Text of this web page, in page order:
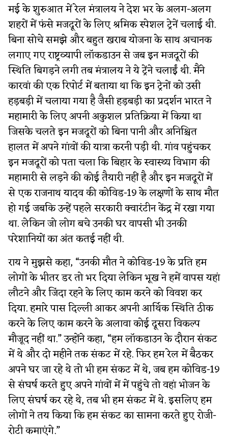
मई के शुरुआत में रेल मंत्रालय ने देश भर के अलग-अलग
शहरों में फंसे मजदूरों के लिए श्रमिक स्पेशल ट्रेनें चलाई थी.
बिना सोचे समझे और बहुत खराब योजना के साथ अचानक
लगाए गए राष्ट्रव्यापी लॉकडाउन से जब इन मजदूरों की
स्थिति बिगड़ने लगी तब मंत्रालय ने ये ट्रेंने चलाईं थी. मैंने
कारवां की एक रिपोर्ट में बताया था कि इन ट्रेनों को उसी
हड़बड़ी में चलाया गया है जैसी हड़बड़ी का प्रदर्शन भारत ने
महामारी के लिए अपनी अकुशल प्रतिक्रिया में किया था
जिसके चलते इन मजदूरों को बिना पानी और अनिश्चित
हालत में अपने गांवों की यात्रा करनी पड़ी थी. गांव पहुंचकर
इन मजदूरों को पता चला कि बिहार के स्वास्थ्य विभाग की
महामारी से लड़ने की कोई तैयारी नहीं है और इन मजदूरों में
से एक राजनाथ यादव की कोविड-19 के लक्षणों के साथ मौत
हो गई जबकि उन्हें पहले सरकारी क्वारंटीन केंद्र में रखा गया
था. लेकिन जो लोग बचे उनकी घर वापसी भी उनकी
परेशानियों का अंत कतई नहीं थी.
राय ने मुझसे कहा, “उनकी मौत ने कोविड-19 के प्रति हम
लोगों के भीतर डर तो भर दिया लेकिन भूख ने हमें वापस यहां
लौटने और जिंदा रहने के लिए काम करने को विवश कर
दिया. हमारे पास दिल्ली आकर अपनी आर्थिक स्थिति ठीक
करने के लिए काम करने के अलावा कोई दूसरा विकल्प
मौजूद नहीं था.” उन्होंने कहा, “हम लॉकडाउन के दौरान संकट
में थे और दो महीने तक संकट में रहे. फिर हम रेल में बैठकर
अपने घर जा रहे थे तो भी हम संकट में थे, जब हम कोविड-19
से संघर्ष करते हुए अपने गांवों में में पहुंचे तो वहां भोजन के
लिए संघर्ष कर रहे थे, तब भी हम संकट में थे. इसलिए हम
लोगों ने तय किया कि हम संकट का सामना करते हुए रोजी-
रोटी कमाएंगे.”